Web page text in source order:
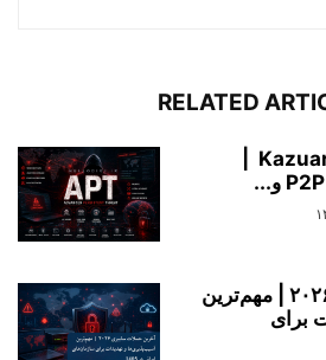
RELATED
آخرین حملات سایبری ۲۰۲۶ | مهم‌ترین
برای